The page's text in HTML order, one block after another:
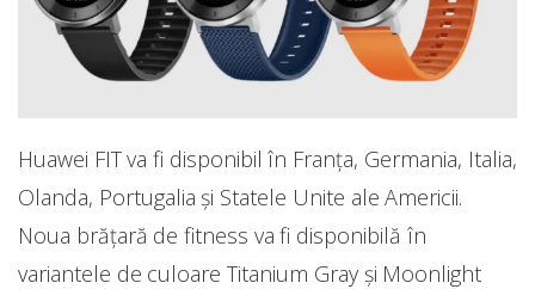
Huawei FIT va fi disponibil în Franța, Germania, Italia,
Olanda, Portugalia și Statele Unite ale Americii.
Noua brățară de fitness va fi disponibilă în
variantele de culoare Titanium Gray și Moonlight